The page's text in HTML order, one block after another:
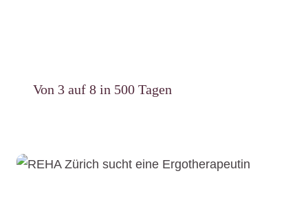
Von 3 auf 8 in 500 Tagen